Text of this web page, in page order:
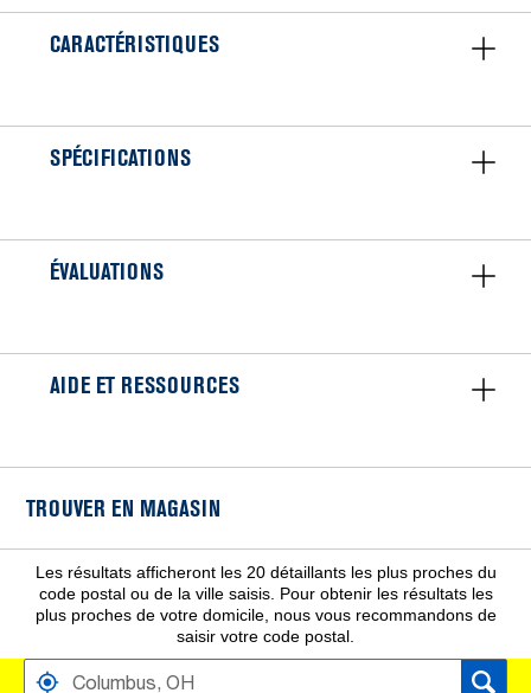
CARACTÉRISTIQUES
SPÉCIFICATIONS
ÉVALUATIONS
AIDE ET RESSOURCES
TROUVER EN MAGASIN
Les résultats afficheront les 20 détaillants les plus proches du
code postal ou de la ville saisis. Pour obtenir les résultats les
plus proches de votre domicile, nous vous recommandons de
saisir votre code postal.
TROUVER PRÈS DE DISTRIBUTEURS